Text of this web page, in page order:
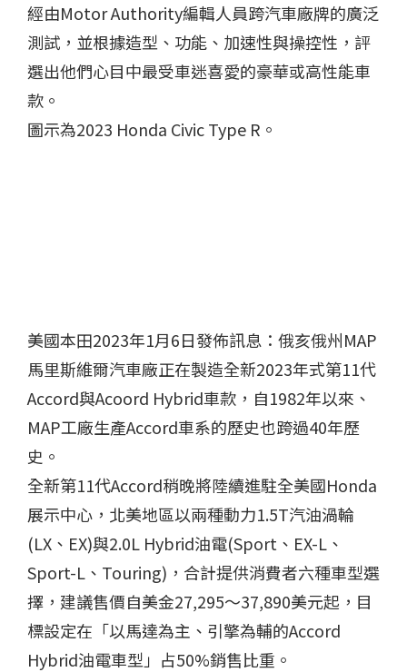
經由Motor Authority編輯人員跨汽車廠牌的廣泛
測試，並根據造型、功能、加速性與操控性，評
選出他們心目中最受車迷喜愛的豪華或高性能車
款。
圖示為2023 Honda Civic Type R。
美國本田2023年1月6日發佈訊息：俄亥俄州MAP
馬里斯維爾汽車廠正在製造全新2023年式第11代
Accord與Acoord Hybrid車款，自1982年以來、
MAP工廠生產Accord車系的歷史也跨過40年歷
史。
全新第11代Accord稍晚將陸續進駐全美國Honda
展示中心，北美地區以兩種動力1.5T汽油渦輪
(LX、EX)與2.0L Hybrid油電(Sport、EX-L、
Sport-L、Touring)，合計提供消費者六種車型選
擇，建議售價自美金27,295〜37,890美元起，目
標設定在「以馬達為主、引擎為輔的Accord
Hybrid油電車型」占50%銷售比重。